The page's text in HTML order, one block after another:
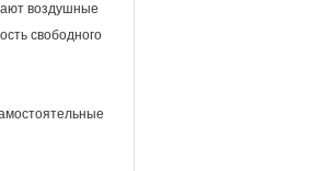
воздушные
свободного